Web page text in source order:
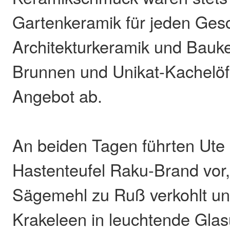
Gartenkeramik für jeden
Architekturkeramik und
Brunnen und Unikat-
Angebot ab.
An beiden Tagen führten
Hastenteufel Raku-Brand
Sägemehl zu Ruß verkohlt
Krakeleen in leuchtende